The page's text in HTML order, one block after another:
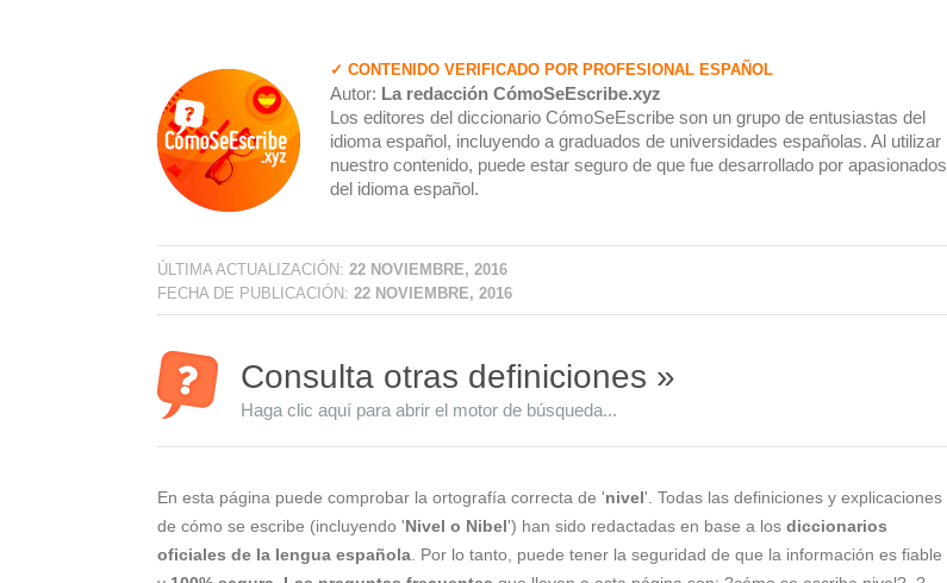
✓ CONTENIDO VERIFICADO POR PROFESIONAL ESPAÑOL
Autor: La redacción CómoSeEscribe.xyz
Los editores del diccionario CómoSeEscribe son un grupo de entusiastas del
idioma español, incluyendo a graduados de universidades españolas. Al utilizar
nuestro contenido, puede estar seguro de que fue desarrollado por apasionados
del idioma español.
ÚLTIMA ACTUALIZACIÓN: 22 NOVIEMBRE, 2016
FECHA DE PUBLICACIÓN: 22 NOVIEMBRE, 2016
Consulta otras definiciones »
Haga clic aquí para abrir el motor de búsqueda...
En esta página puede comprobar la ortografía correcta de 'nivel'. Todas las definiciones y explicaciones
de cómo se escribe (incluyendo 'Nivel o Nibel') han sido redactadas en base a los diccionarios
oficiales de la lengua española . Por lo tanto, puede tener la seguridad de que la información es fiable